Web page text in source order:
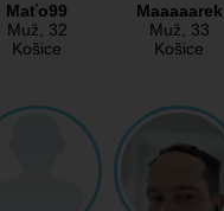
Maťo99
Muž, 32
Košice
Maaaaarek
Muž, 33
Košice